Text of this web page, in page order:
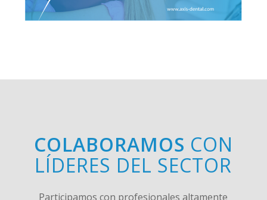
COLABORAMOS CON
LÍDERES DEL SECTOR
Participamos con profesionales altamente